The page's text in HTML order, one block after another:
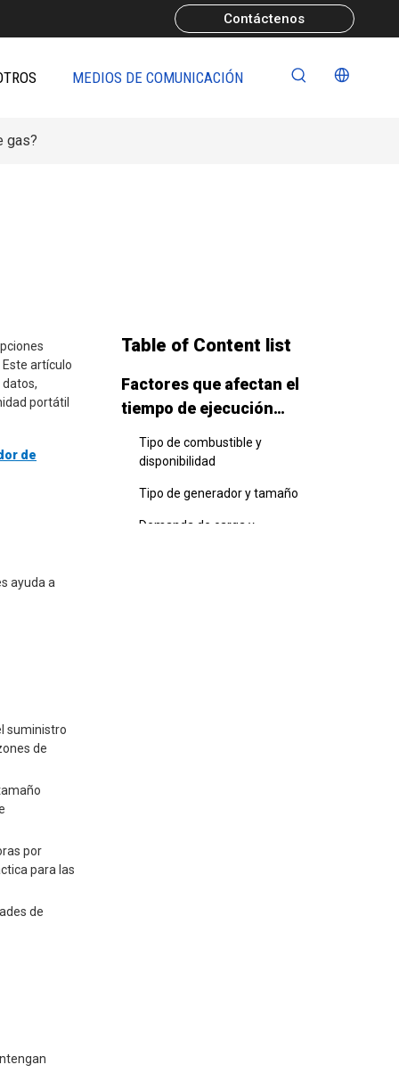
Contáctenos
MEDIOS DE COMUNICACIÓN
gas?
artículo
portátil
de
ayuda a
suministro
de
por
para las
de
Table of Content list
Factores que afectan el
tiempo de ejecución
Tipo de combustible y
disponibilidad
Tipo de generador y tamaño
Demanda de carga y